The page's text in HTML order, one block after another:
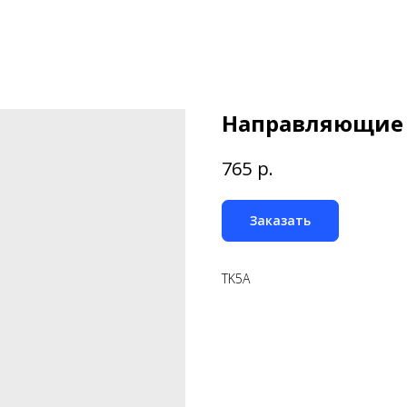
Направляющие
765 р.
Заказать
TK5A